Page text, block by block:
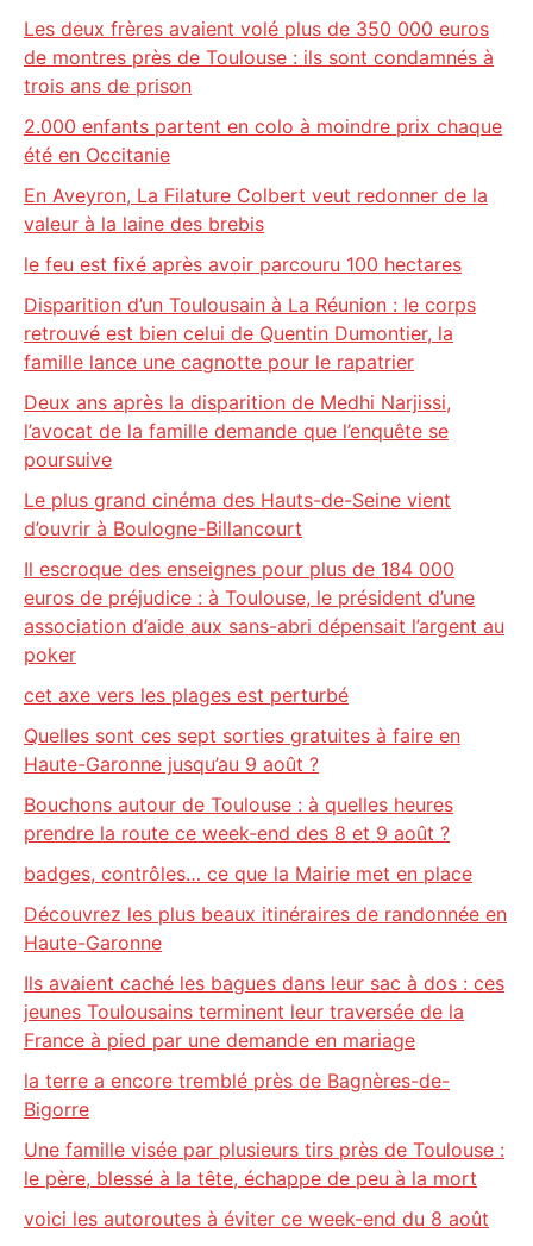
Les deux frères avaient volé plus de 350 000 euros
de montres près de Toulouse : ils sont condamnés à
trois ans de prison
2.000 enfants partent en colo à moindre prix chaque
été en Occitanie
En Aveyron, La Filature Colbert veut redonner de la
valeur à la laine des brebis
le feu est fixé après avoir parcouru 100 hectares
Disparition d’un Toulousain à La Réunion : le corps
retrouvé est bien celui de Quentin Dumontier, la
famille lance une cagnotte pour le rapatrier
Deux ans après la disparition de Medhi Narjissi,
l’avocat de la famille demande que l’enquête se
poursuive
Le plus grand cinéma des Hauts-de-Seine vient
d’ouvrir à Boulogne-Billancourt
Il escroque des enseignes pour plus de 184 000
euros de préjudice : à Toulouse, le président d’une
association d’aide aux sans-abri dépensait l’argent au
poker
cet axe vers les plages est perturbé
Quelles sont ces sept sorties gratuites à faire en
Haute-Garonne jusqu’au 9 août ?
Bouchons autour de Toulouse : à quelles heures
prendre la route ce week-end des 8 et 9 août ?
badges, contrôles… ce que la Mairie met en place
Découvrez les plus beaux itinéraires de randonnée en
Haute-Garonne
Ils avaient caché les bagues dans leur sac à dos : ces
jeunes Toulousains terminent leur traversée de la
France à pied par une demande en mariage
la terre a encore tremblé près de Bagnères-de-
Bigorre
Une famille visée par plusieurs tirs près de Toulouse :
le père, blessé à la tête, échappe de peu à la mort
voici les autoroutes à éviter ce week-end du 8 août